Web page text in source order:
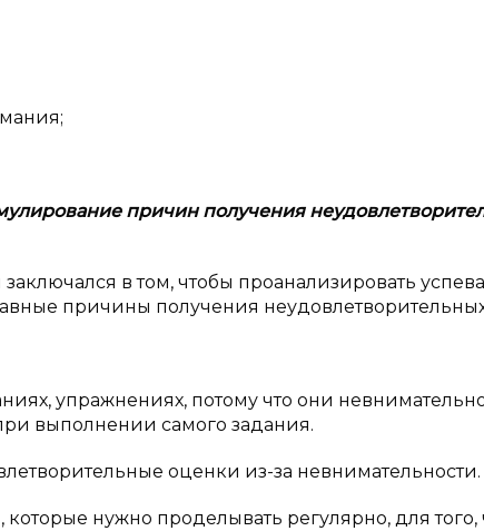
причин получения
в том, чтобы проанализировать
причины получения
упражнениях, потому что они
выполнении самого задания.
оценки из-за невнимательности.
нужно проделывать регулярно, для того,